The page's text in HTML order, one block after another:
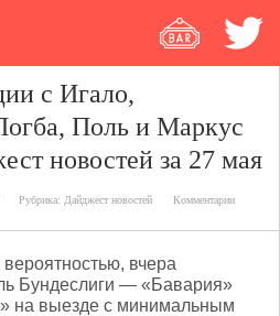
с Игало,
Поль и Маркус
новостей за 27 мая
Рубрика: Дайджест новостей Комментарии
вчера
Бундеслиги — «Бавария»
на выезде с минимальным